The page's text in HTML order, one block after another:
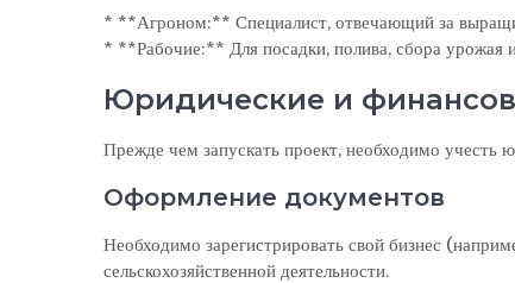
* **Агроном:** Специалист, отвечающий за
* **Рабочие:** Для посадки, полива, сбора урожая
Юридические и
Прежде чем запускать проект, необходимо учесть
Оформление документов
Необходимо зарегистрировать свой бизнес
сельскохозяйственной деятельности.